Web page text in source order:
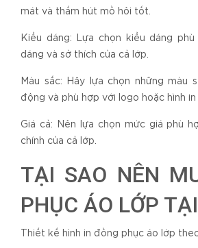
mát và thấm hút mồ hôi tốt.
Kiểu dáng: Lựa chọn kiểu dáng
dáng và sở thích của cả lớp.
Màu sắc: Hãy lựa chọn những màu
động và phù hợp với logo hoặc hình in
Giá cả: Nên lựa chọn mức giá phù
chính của cả lớp.
TẠI SAO NÊN
PHỤC ÁO LỚP
Thiết kế hình in đồng phục áo lớp